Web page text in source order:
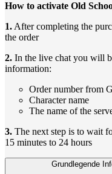
How to activate Old
1. After completing the
the order
2. In the live chat you will
information:
Order number from
Character name
The name of the
3. The next step is to wait
15 minutes to 24 hours
Grundlegende